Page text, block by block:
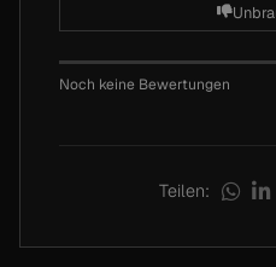
Noch keine Bewertungen
Teilen: